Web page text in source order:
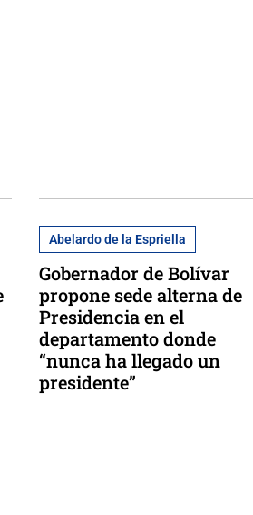
Abelardo de la Espriella
Gobernador de Bolívar
propone sede alterna de
Presidencia en el
departamento donde
“nunca ha llegado un
presidente”